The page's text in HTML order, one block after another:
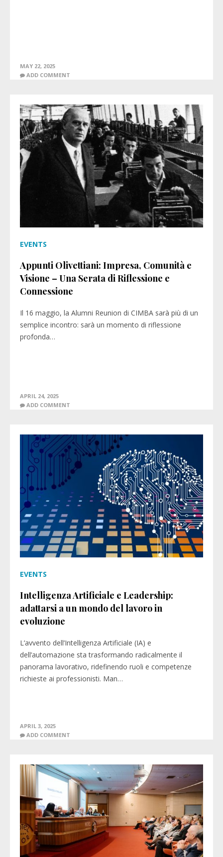
MAY 22, 2025
ADD COMMENT
EVENTS
Appunti Olivettiani: Impresa, Comunità e
Visione – Una Serata di Riflessione e
Connessione
Il 16 maggio, la Alumni Reunion di CIMBA sarà più di un
semplice incontro: sarà un momento di riflessione
profonda…
APRIL 24, 2025
ADD COMMENT
EVENTS
Intelligenza Artificiale e Leadership:
adattarsi a un mondo del lavoro in
evoluzione
L’avvento dell’Intelligenza Artificiale (IA) e
dell’automazione sta trasformando radicalmente il
panorama lavorativo, ridefinendo ruoli e competenze
richieste ai professionisti. Man…
APRIL 3, 2025
ADD COMMENT